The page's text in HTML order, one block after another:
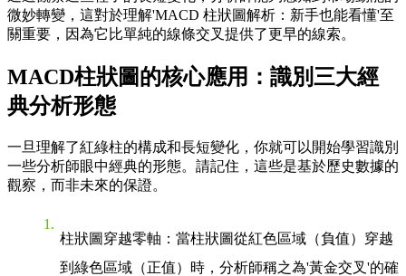
微妙轉變，這對於理解'MACD 柱狀圖解析：新手也能看懂'至
關重要，因為它比單純的線條交叉提供了更早的線索。
MACD柱狀圖的核心應用：識別三大經
典分析形態
一旦理解了紅綠柱的構成和長短變化，你就可以開始學習識別
一些分析師眼中經典的形態。請記住，這些是基於歷史數據的
觀察，而非未來的保證。
柱狀圖穿越零軸 ：當柱狀圖從紅色區域（負值）穿越
到綠色區域（正值）時，分析師稱之為'黃金交叉'的確